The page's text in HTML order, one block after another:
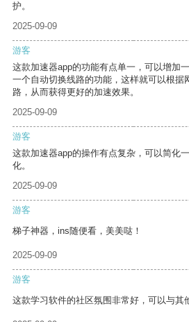
护。
2025-09-09
游客
这款加速器app的功能有点单一，可以增加
一个自动切换线路的功能，这样就可以根据
路，从而获得更好的加速效果。
2025-09-09
游客
这款加速器app的操作有点复杂，可以简化
化。
2025-09-09
游客
梯子神器，ins随便看，美美哒！
2025-09-09
游客
这款学习软件的社区氛围非常好，可以与其